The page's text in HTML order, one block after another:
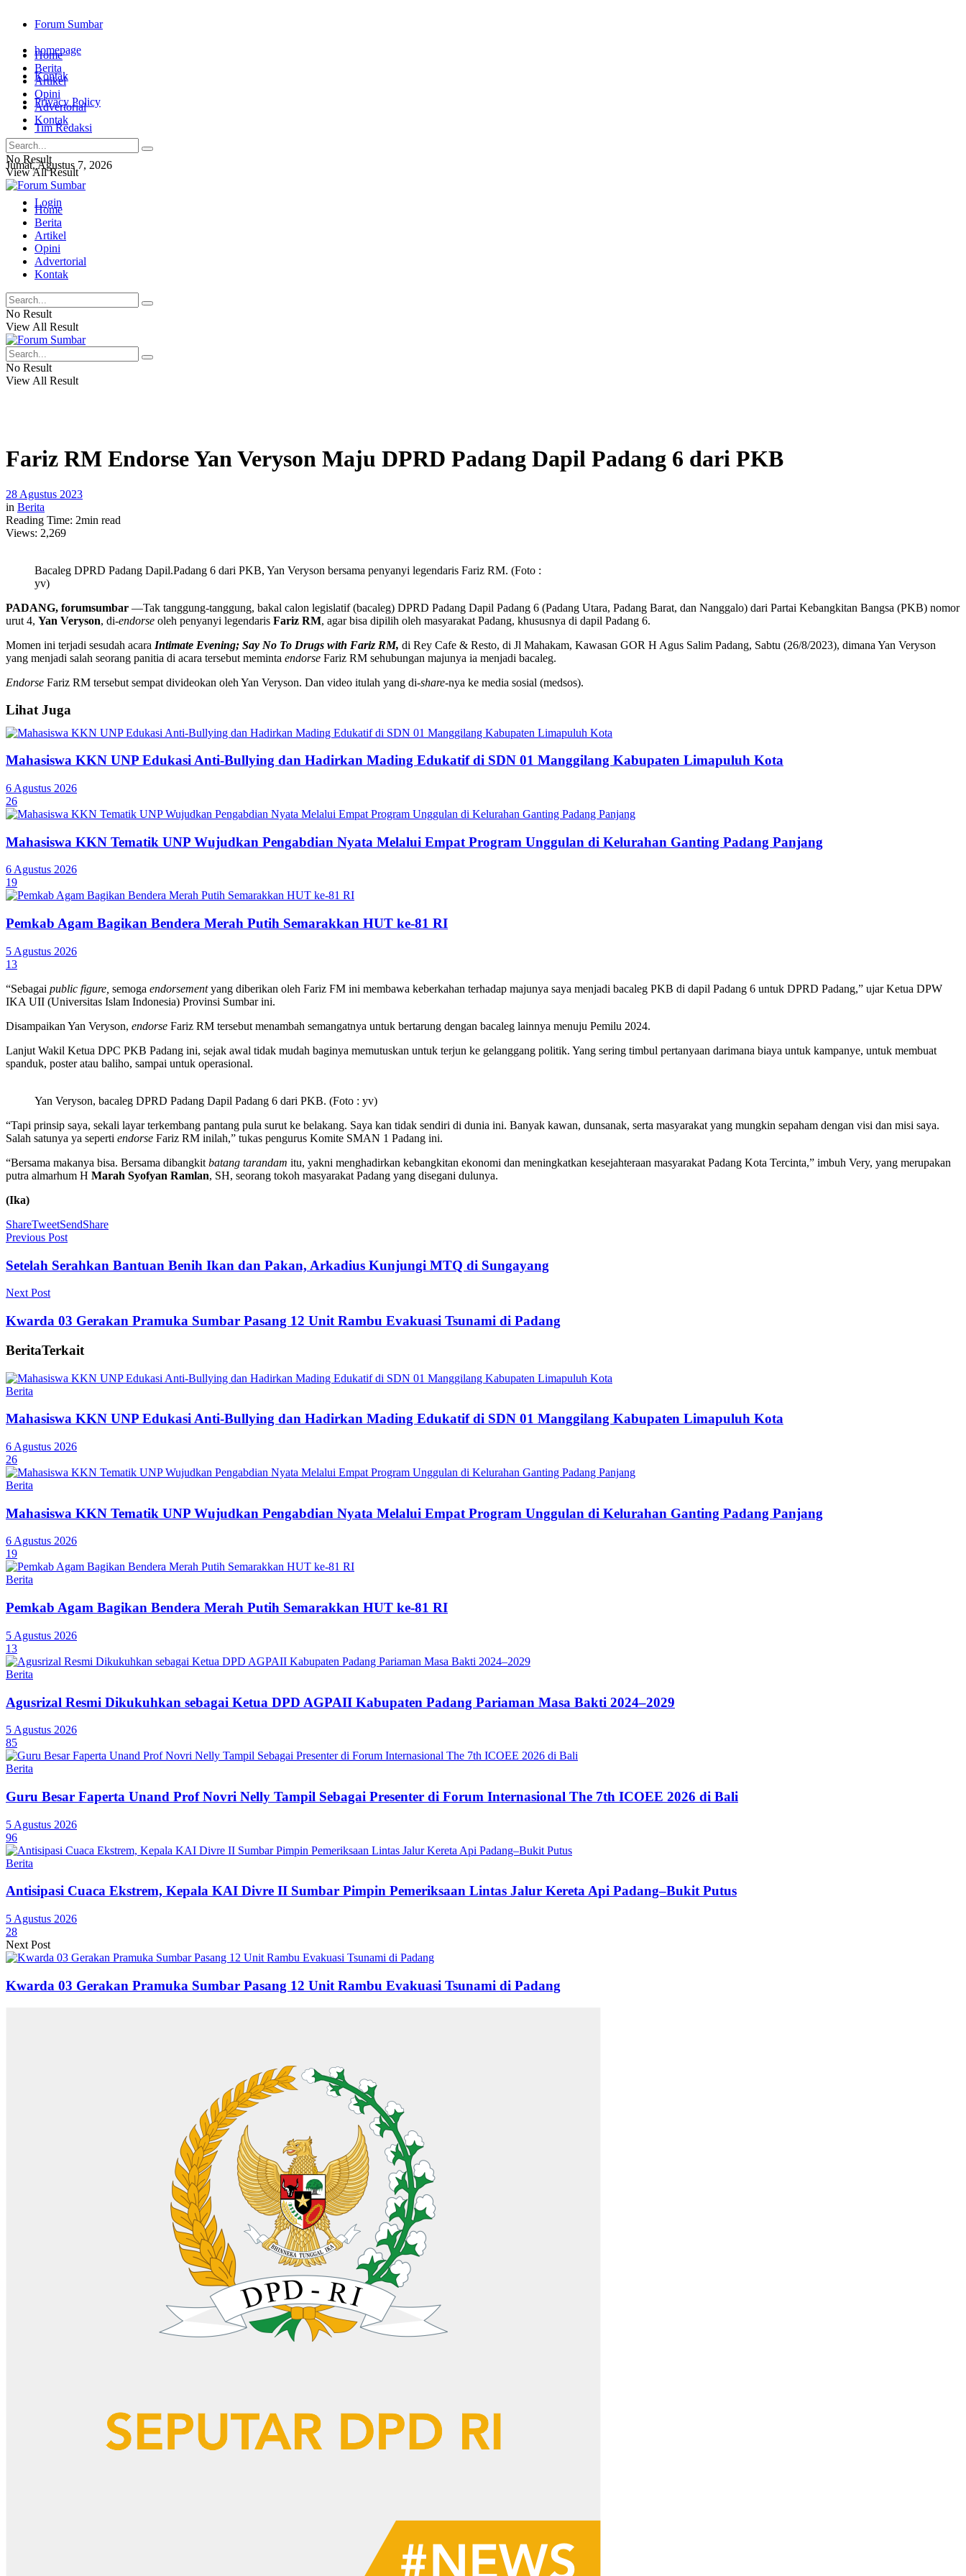
Forum Sumbar
homepage
Kontak
Privacy Policy
Tim Redaksi
Jumat, Agustus 7, 2026
Login
Home
Berita
Artikel
Opini
Advertorial
Kontak
No Result
View All Result
Home
Berita
Artikel
Opini
Advertorial
Kontak
No Result
View All Result
No Result
View All Result
Fariz RM Endorse Yan Veryson Maju DPRD Padang Dapil Padang 6 dari PKB
28 Agustus 2023
in Berita
Reading Time: 2min read
Views: 2,269
Bacaleg DPRD Padang Dapil.Padang 6 dari PKB, Yan Veryson bersama penyanyi legendaris Fariz RM. (Foto :
yv)
PADANG, forumsumbar —Tak tanggung-tanggung, bakal calon legislatif (bacaleg) DPRD Padang Dapil Padang 6 (Padang Utara, Padang Barat, dan Nanggalo) dari Partai Kebangkitan Bangsa (PKB) nomor
urut 4, Yan Veryson, di-endorse oleh penyanyi legendaris Fariz RM, agar bisa dipilih oleh masyarakat Padang, khususnya di dapil Padang 6.
Momen ini terjadi sesudah acara Intimate Evening; Say No To Drugs with Fariz RM, di Rey Cafe & Resto, di Jl Mahakam, Kawasan GOR H Agus Salim Padang, Sabtu (26/8/2023), dimana Yan Veryson
yang menjadi salah seorang panitia di acara tersebut meminta endorse Fariz RM sehubungan majunya ia menjadi bacaleg.
Endorse Fariz RM tersebut sempat divideokan oleh Yan Veryson. Dan video itulah yang di-share-nya ke media sosial (medsos).
Lihat Juga
Mahasiswa KKN UNP Edukasi Anti-Bullying dan Hadirkan Mading Edukatif di SDN 01 Manggilang Kabupaten Limapuluh Kota
6 Agustus 2026
26
Mahasiswa KKN Tematik UNP Wujudkan Pengabdian Nyata Melalui Empat Program Unggulan di Kelurahan Ganting Padang Panjang
6 Agustus 2026
19
Pemkab Agam Bagikan Bendera Merah Putih Semarakkan HUT ke-81 RI
5 Agustus 2026
13
“Sebagai public figure, semoga endorsementyang diberikan oleh Fariz FM ini membawa keberkahan terhadap majunya saya menjadi bacaleg PKB di dapil Padang 6 untuk DPRD Padang,” ujar Ketua DPW
IKA UII (Universitas Islam Indonesia) Provinsi Sumbar ini.
Disampaikan Yan Veryson, endorse Fariz RM tersebut menambah semangatnya untuk bertarung dengan bacaleg lainnya menuju Pemilu 2024.
Lanjut Wakil Ketua DPC PKB Padang ini, sejak awal tidak mudah baginya memutuskan untuk terjun ke gelanggang politik. Yang sering timbul pertanyaan darimana biaya untuk kampanye, untuk membuat
spanduk, poster atau baliho, sampai untuk operasional.
Yan Veryson, bacaleg DPRD Padang Dapil Padang 6 dari PKB. (Foto : yv)
“Tapi prinsip saya, sekali layar terkembang pantang pula surut ke belakang. Saya kan tidak sendiri di dunia ini. Banyak kawan, dunsanak, serta masyarakat yang mungkin sepaham dengan visi dan misi saya.
Salah satunya ya seperti endorse Fariz RM inilah,” tukas pengurus Komite SMAN 1 Padang ini.
“Bersama makanya bisa. Bersama dibangkit batang tarandam itu, yakni menghadirkan kebangkitan ekonomi dan meningkatkan kesejahteraan masyarakat Padang Kota Tercinta,” imbuh Very, yang merupakan
putra almarhum H Marah Syofyan Ramlan, SH, seorang tokoh masyarakat Padang yang disegani dulunya.
(Ika)
ShareTweetSendShare
Previous Post
Setelah Serahkan Bantuan Benih Ikan dan Pakan, Arkadius Kunjungi MTQ di Sungayang
Next Post
Kwarda 03 Gerakan Pramuka Sumbar Pasang 12 Unit Rambu Evakuasi Tsunami di Padang
BeritaTerkait
Berita
Mahasiswa KKN UNP Edukasi Anti-Bullying dan Hadirkan Mading Edukatif di SDN 01 Manggilang Kabupaten Limapuluh Kota
6 Agustus 2026
26
Berita
Mahasiswa KKN Tematik UNP Wujudkan Pengabdian Nyata Melalui Empat Program Unggulan di Kelurahan Ganting Padang Panjang
6 Agustus 2026
19
Berita
Pemkab Agam Bagikan Bendera Merah Putih Semarakkan HUT ke-81 RI
5 Agustus 2026
13
Berita
Agusrizal Resmi Dikukuhkan sebagai Ketua DPD AGPAII Kabupaten Padang Pariaman Masa Bakti 2024–2029
5 Agustus 2026
85
Berita
Guru Besar Faperta Unand Prof Novri Nelly Tampil Sebagai Presenter di Forum Internasional The 7th ICOEE 2026 di Bali
5 Agustus 2026
96
Berita
Antisipasi Cuaca Ekstrem, Kepala KAI Divre II Sumbar Pimpin Pemeriksaan Lintas Jalur Kereta Api Padang–Bukit Putus
5 Agustus 2026
28
Next Post
Kwarda 03 Gerakan Pramuka Sumbar Pasang 12 Unit Rambu Evakuasi Tsunami di Padang